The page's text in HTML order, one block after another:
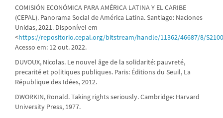
COMISIÓN ECONÓMICA PARA AMÉRICA LATINA Y EL CARIBE
(CEPAL). Panorama Social de América Latina. Santiago: Naciones
Unidas, 2021. Disponível em
<https://repositorio.cepal.org/bitstream/handle/11362/46687/8/
Acesso em: 12 out. 2022.
DUVOUX, Nicolas. Le nouvel âge de la solidarité: pauvreté,
precarité et politiques publiques. Paris: Éditions du Seuil, La
République des Idées, 2012.
DWORKIN, Ronald. Taking rights seriously. Cambridge: Harvard
University Press, 1977.